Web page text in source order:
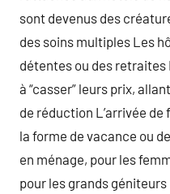
sont devenus des
des soins multiples Les
détentes ou des retraites
à “casser” leurs prix,
de réduction L’arrivée
la forme de vacance ou
en ménage, pour les
pour les grands